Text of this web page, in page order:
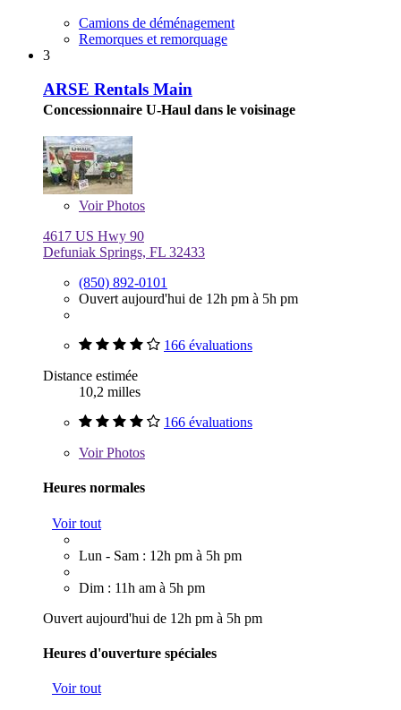
Camions de déménagement
Remorques et remorquage
3
ARSE Rentals Main
Concessionnaire U-Haul dans le voisinage
VoirPhotos
4617 US Hwy 90
Defuniak Springs, FL 32433
(850) 892-0101
Ouvert aujourd'hui de 12h pm à 5h pm
166 évaluations
Distance estimée
10,2 milles
166 évaluations
VoirPhotos
Heures normales
Voir tout
Lun - Sam : 12h pm à 5h pm
Dim : 11h am à 5h pm
Ouvert aujourd'hui de 12h pm à 5h pm
Heures d'ouverture spéciales
Voir tout